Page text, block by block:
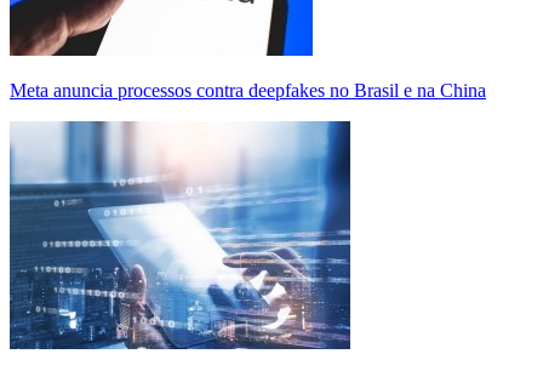
Meta anuncia processos contra deepfakes no Brasil e na China